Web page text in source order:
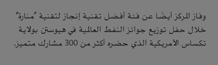
وفاز المركز أيضًا عن فئة أفضل تقنية إنجاز لتقنية "منارة"
خلال حفل توزيع جوائز النفط العالمية في هيوستن بولاية
تكساس الأمريكية الذي حضره أكثر من 300 مشارك متميز.